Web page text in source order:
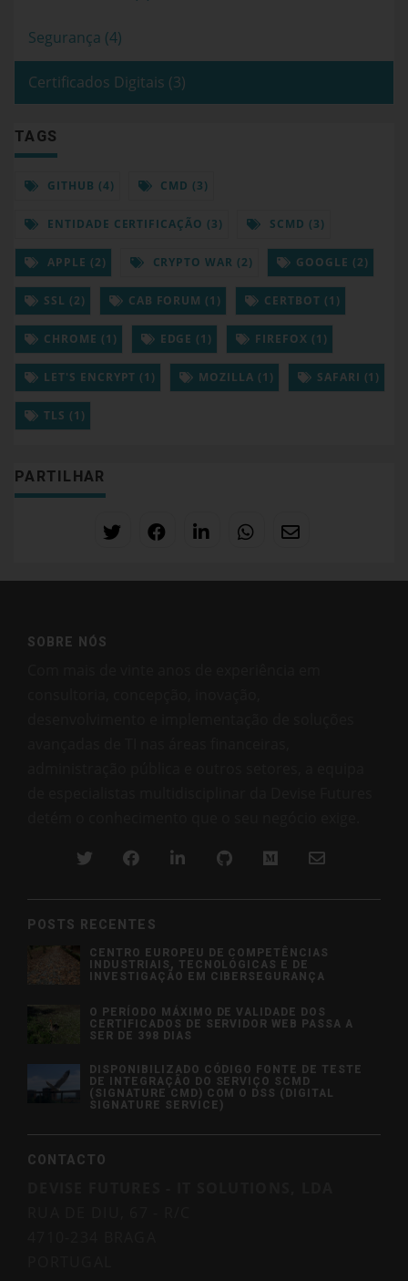
Segurança (4)
Certificados Digitais (3)
TAGS
GITHUB (4) CMD (3)
ENTIDADE CERTIFICAÇÃO (3) SCMD (3)
APPLE (2) CRYPTO WAR (2) GOOGLE (2)
SSL (2) CAB FORUM (1) CERTBOT (1)
CHROME (1) EDGE (1) FIREFOX (1)
LET'S ENCRYPT (1) MOZILLA (1) SAFARI (1)
TLS (1)
PARTILHAR
SOBRE NÓS
POSTS RECENTES
CENTRO EUROPEU DE COMPETÊNCIAS
INDUSTRIAIS, TECNOLÓGICAS E DE
INVESTIGAÇÃO EM CIBERSEGURANÇA
O PERÍODO MÁXIMO DE VALIDADE DOS
CERTIFICADOS DE SERVIDOR WEB PASSA A
SER DE 398 DIAS
DISPONIBILIZADO CÓDIGO FONTE DE TESTE
DE INTEGRAÇÃO DO SERVIÇO SCMD
(SIGNATURE CMD) COM O DSS (DIGITAL
SIGNATURE SERVICE)
CONTACTO